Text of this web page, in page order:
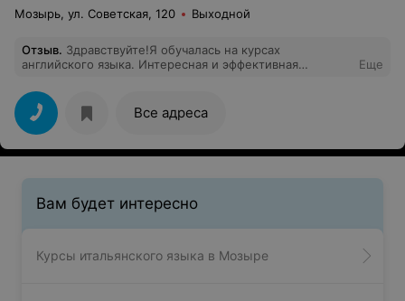
Мозырь, ул. Советская, 120 Выходной
Отзыв. Здравствуйте!Я обучалась на курсах
английского языка. Интересная и эффективная
учебники и пособия. Очень довольна преподавателем.
Главное в обучении на курсах не игнорировать
полученный материал и изучать все
вовремя,выполнять все домашние задания, и
обязательно будет положительный результат.
Еще
Все адреса
Вам будет интересно
Курсы итальянского языка в Мозыре